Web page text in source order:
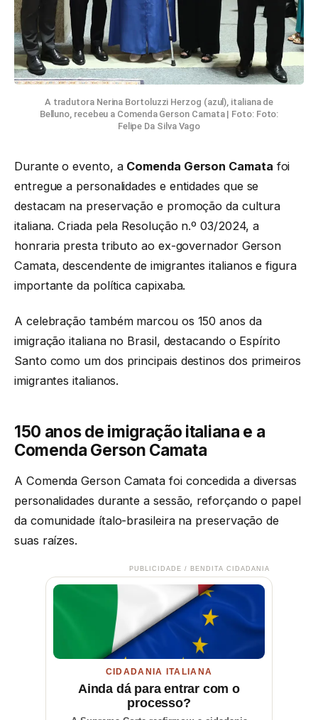
A tradutora Nerina Bortoluzzi Herzog (azul), italiana de
Belluno, recebeu a Comenda Gerson Camata | Foto: Foto:
Felipe Da Silva Vago
Durante o evento, a Comenda Gerson Camata foi
entregue a personalidades e entidades que se
destacam na preservação e promoção da cultura
italiana. Criada pela Resolução n.º 03/2024, a
honraria presta tributo ao ex-governador Gerson
Camata, descendente de imigrantes italianos e figura
importante da política capixaba.
A celebração também marcou os 150 anos da
imigração italiana no Brasil, destacando o Espírito
Santo como um dos principais destinos dos primeiros
imigrantes italianos.
150 anos de imigração italiana e a
Comenda Gerson Camata
A Comenda Gerson Camata foi concedida a diversas
personalidades durante a sessão, reforçando o papel
da comunidade ítalo-brasileira na preservação de
suas raízes.
PUBLICIDADE / BENDITA CIDADANIA
CIDADANIA ITALIANA
Ainda dá para entrar com o
processo?